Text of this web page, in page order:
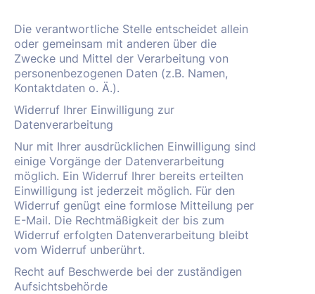
Die verantwortliche Stelle entscheidet allein
oder gemeinsam mit anderen über die
Zwecke und Mittel der Verarbeitung von
personenbezogenen Daten (z.B. Namen,
Kontaktdaten o. Ä.).
Widerruf Ihrer Einwilligung zur
Datenverarbeitung
Nur mit Ihrer ausdrücklichen Einwilligung sind
einige Vorgänge der Datenverarbeitung
möglich. Ein Widerruf Ihrer bereits erteilten
Einwilligung ist jederzeit möglich. Für den
Widerruf genügt eine formlose Mitteilung per
E-Mail. Die Rechtmäßigkeit der bis zum
Widerruf erfolgten Datenverarbeitung bleibt
vom Widerruf unberührt.
Recht auf Beschwerde bei der zuständigen
Aufsichtsbehörde